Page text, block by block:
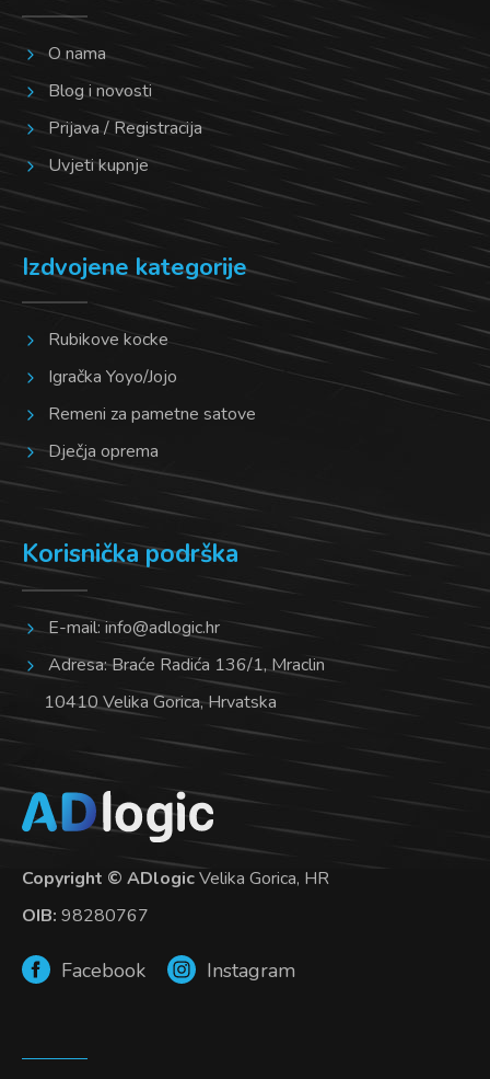
O nama
Blog i novosti
Prijava / Registracija
Uvjeti kupnje
Izdvojene kategorije
Rubikove kocke
Igračka Yoyo/Jojo
Remeni za pametne satove
Dječja oprema
Korisnička podrška
E-mail:info@adlogic.hr
Adresa: Braće Radića 136/1, Mraclin
10410 Velika Gorica, Hrvatska
Copyright © ADlogicVelika Gorica, HR
OIB: 98280767
Facebook Instagram